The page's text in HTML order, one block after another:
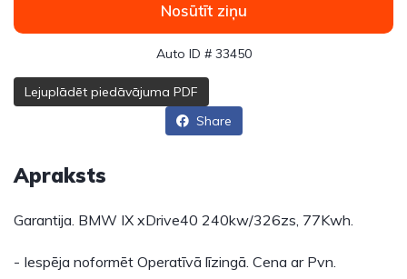
Nosūtīt ziņu
Auto ID # 33450
Lejuplādēt piedāvājuma PDF
Share
Apraksts
Garantija. BMW IX xDrive40 240kw/326zs, 77Kwh.
- Iespēja noformēt Operatīvā līzingā. Cena ar Pvn.